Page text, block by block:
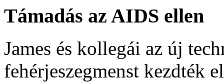
Támadás az AIDS ellen
James és kollegái az új
fehérjeszegmenst kezdték